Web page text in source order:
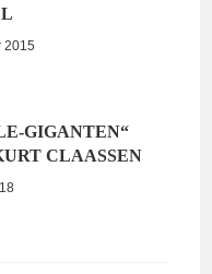
2015
GIGANTEN“
CLAASSEN